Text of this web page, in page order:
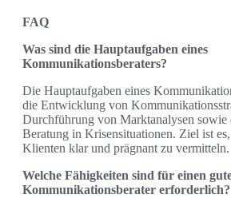
FAQ
Was sind die Hauptaufgaben eines
Kommunikationsberaters?
Die Hauptaufgaben eines
die Entwicklung von
Durchführung von Marktanalysen sowie
Beratung in Krisensituationen. Ziel ist
Klienten klar und prägnant zu vermitteln.
Welche Fähigkeiten sind für einen
Kommunikationsberater erforderlich?